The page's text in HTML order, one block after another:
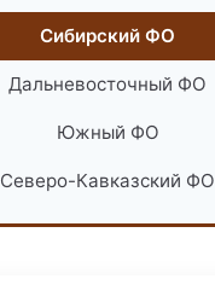
Сибирский ФО
Дальневосточный ФО
Южный ФО
Северо-Кавказский ФО